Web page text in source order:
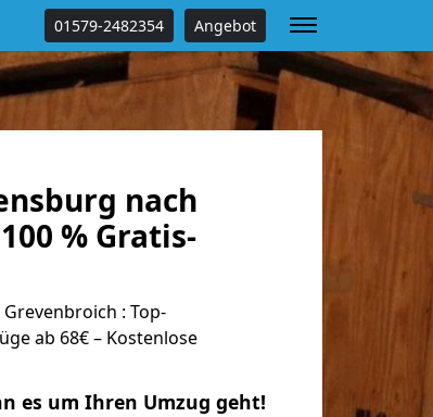
01579-2482354 Angebot
nach
% Gratis-
: Top-
ab 68€ – Kostenlose
es um Ihren Umzug geht!